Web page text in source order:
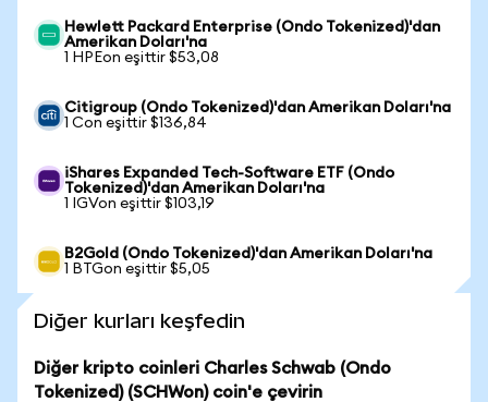
Hewlett Packard Enterprise (Ondo Tokenized)'dan
Amerikan Doları'na
1 HPEon eşittir $53,08
Citigroup (Ondo Tokenized)'dan Amerikan Doları'na
1 Con eşittir $136,84
iShares Expanded Tech-Software ETF (Ondo
Tokenized)'dan Amerikan Doları'na
1 IGVon eşittir $103,19
B2Gold (Ondo Tokenized)'dan Amerikan Doları'na
1 BTGon eşittir $5,05
Diğer kurları keşfedin
Diğer kripto coinleri Charles Schwab (Ondo
Tokenized) (SCHWon) coin'e çevirin